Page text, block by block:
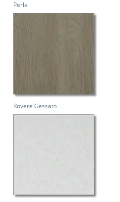
Perla
Rovere Gessato